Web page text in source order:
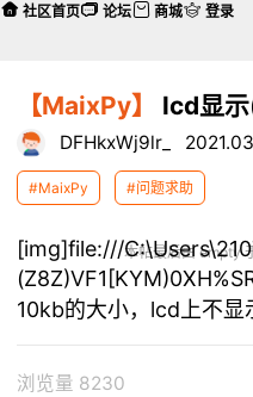
【MaixPy】 lcd显
DFHkxWj9lr_
#MaixPy #问题求助
本帖最后由 empty
[img]file:///
10kb的大小，lcd上不显
浏览量 8230
社区首页 论坛 商城 登录